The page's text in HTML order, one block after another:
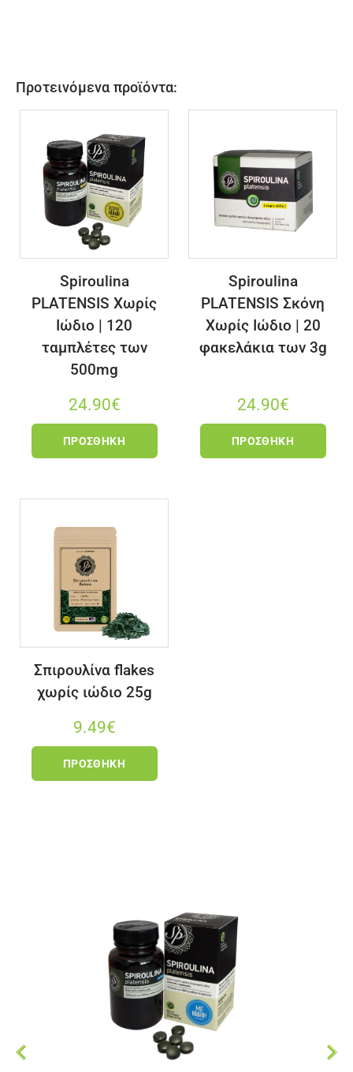
Προτεινόμενα προϊόντα:
Spiroulina
PLATENSIS Χωρίς
Ιώδιο | 120
ταμπλέτες των
500mg
24.90€
ΠΡΟΣΘΉΚΗ
Spiroulina
PLATENSIS Σκόνη
Χωρίς Ιώδιο | 20
φακελάκια των 3g
24.90€
ΠΡΟΣΘΉΚΗ
Σπιρουλίνα flakes
χωρίς ιώδιο 25g
9.49€
ΠΡΟΣΘΉΚΗ